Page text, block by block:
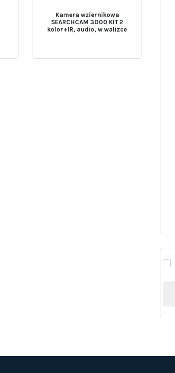
Kamera wziernikowa
SEARCHCAM 3000 KIT 2
kolor+IR, audio, w walizce